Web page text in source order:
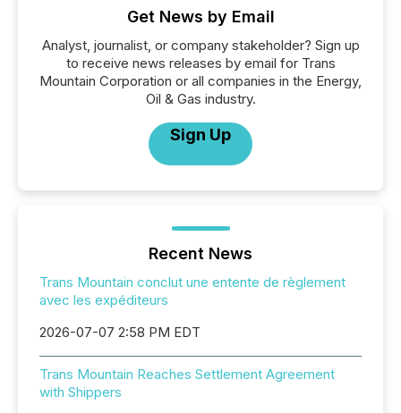
Get News by Email
Analyst, journalist, or company stakeholder? Sign up
to receive news releases by email for Trans
Mountain Corporation or all companies in the Energy,
Oil & Gas industry.
Sign Up
Recent News
Trans Mountain conclut une entente de règlement
avec les expéditeurs
2026-07-07 2:58 PM EDT
Trans Mountain Reaches Settlement Agreement
with Shippers